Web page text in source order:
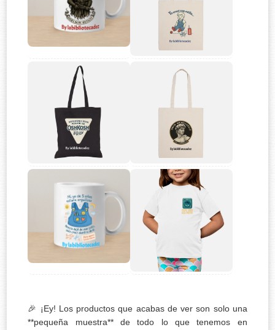
🎉 ¡Ey! Los productos que acabas de ver son solo una
**pequeña muestra** de todo lo que tenemos en